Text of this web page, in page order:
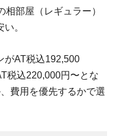
部屋（レギュラー）
。
がAT税込192,500
税込220,000円〜とな
費用を優先するかで選